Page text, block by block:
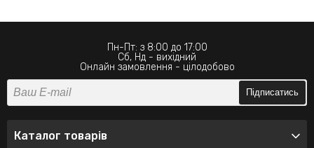
Пн-Пт: з 8:00 до 17:00
Сб, Нд - вихідний
Онлайн замовлення - цілодобово
Підписатись
Каталог товарів